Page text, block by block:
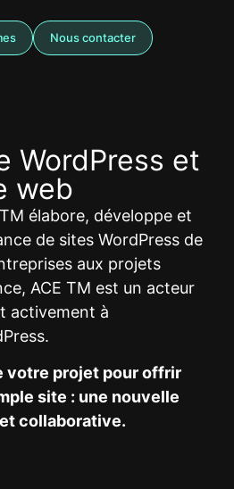
Nous contacter
WordPress et
web
élabore, développe et
de sites WordPress de
aux projets
ACE TM est un acteur
activement à
votre projet pour offrir
site : une nouvelle
collaborative.